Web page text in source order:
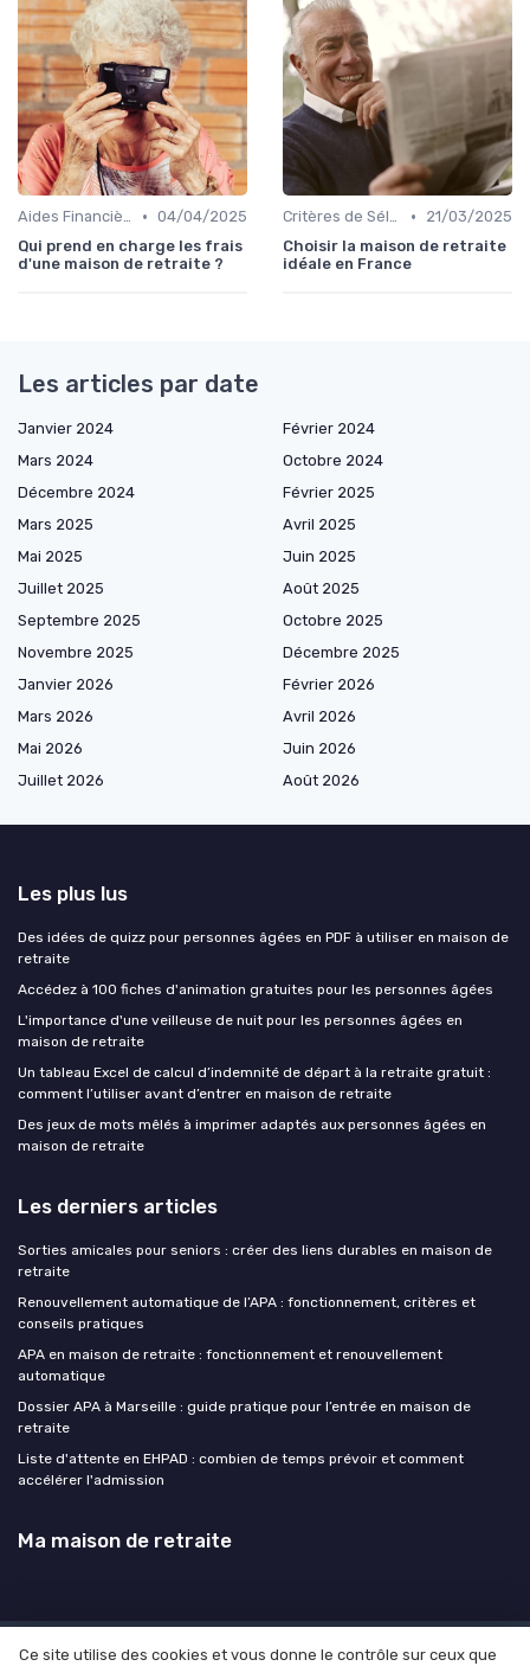
Aides Financières et Subventions • 04/04/2025
Qui prend en charge les frais
d'une maison de retraite ?
Critères de Sélection •
21/03/2025
Choisir la maison de retraite
idéale en France
Les articles par date
Janvier 2024
Février 2024
Mars 2024
Octobre 2024
Décembre 2024
Février 2025
Mars 2025
Avril 2025
Mai 2025
Juin 2025
Juillet 2025
Août 2025
Septembre 2025
Octobre 2025
Novembre 2025
Décembre 2025
Janvier 2026
Février 2026
Mars 2026
Avril 2026
Mai 2026
Juin 2026
Juillet 2026
Août 2026
Les plus lus
Des idées de quizz pour personnes âgées en PDF à utiliser en maison de
retraite
Accédez à 100 fiches d'animation gratuites pour les personnes âgées
L'importance d'une veilleuse de nuit pour les personnes âgées en
maison de retraite
Un tableau Excel de calcul d’indemnité de départ à la retraite gratuit :
comment l’utiliser avant d’entrer en maison de retraite
Des jeux de mots mêlés à imprimer adaptés aux personnes âgées en
maison de retraite
Les derniers articles
Sorties amicales pour seniors : créer des liens durables en maison de
retraite
Renouvellement automatique de l’APA : fonctionnement, critères et
conseils pratiques
APA en maison de retraite : fonctionnement et renouvellement
automatique
Dossier APA à Marseille : guide pratique pour l’entrée en maison de
retraite
Liste d'attente en EHPAD : combien de temps prévoir et comment
accélérer l'admission
Ma maison de retraite
Mentions légales Politique de confidentialité Devis
Ce site utilise des cookies et vous donne le contrôle sur ceux que